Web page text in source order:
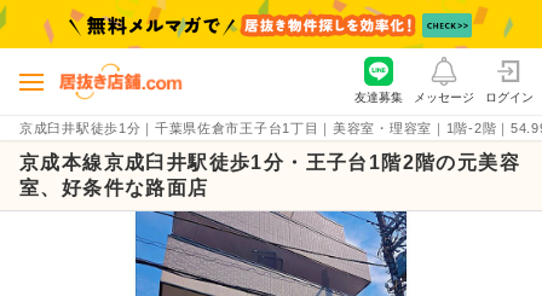
京成臼井駅徒歩1分｜千葉県佐倉市王子台1丁目｜美容室・理容室｜1階-2階｜
友達募集 メッセージ ログイン
京成本線京成臼井駅徒歩1分・王子台1階2階の元美容
室、好条件な路面店